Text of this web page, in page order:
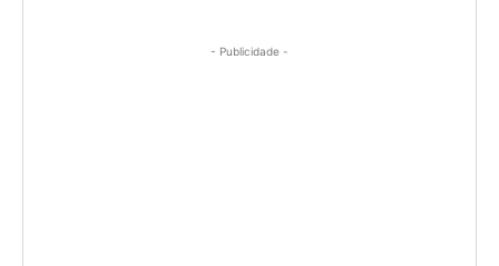
- Publicidade -